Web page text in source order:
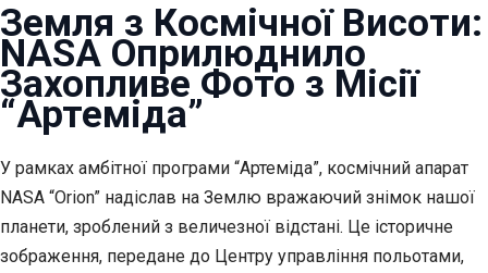
Земля з Космічної Висоти:
NASA Оприлюднило
Захопливе Фото з Місії
“Артеміда”
У рамках амбітної програми “Артеміда”, космічний апарат
NASA “Orion” надіслав на Землю вражаючий знімок нашої
планети, зроблений з величезної відстані. Це історичне
зображення, передане до Центру управління польотами,